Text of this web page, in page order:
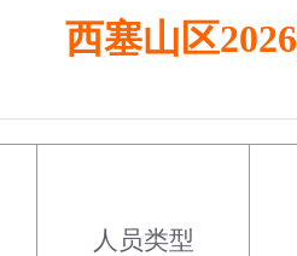
西塞山区
人员类型